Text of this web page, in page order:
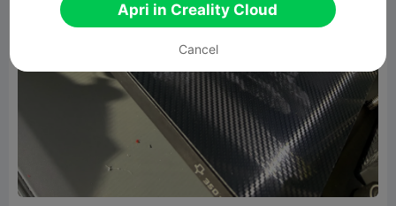
Apri in Creality Cloud
Cancel